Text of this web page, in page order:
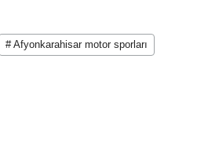
# Afyonkarahisar motor sporları